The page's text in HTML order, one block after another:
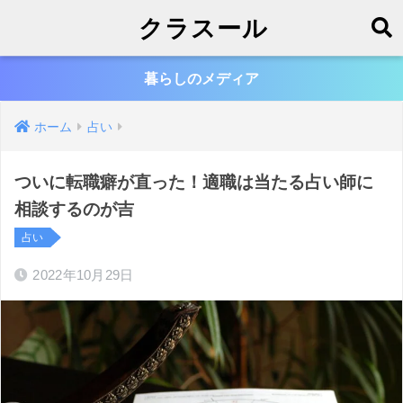
クラスール
暮らしのメディア
ホーム 占い
ついに転職癖が直った！適職は当たる占い師に
相談するのが吉
占い
2022年10月29日